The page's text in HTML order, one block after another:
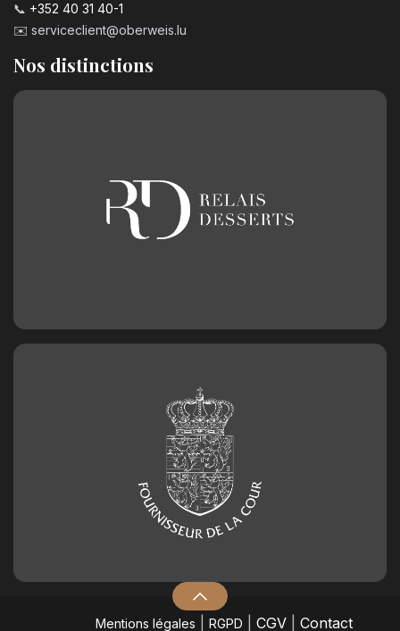
📞 +352 40 31 40-1
✉️ serviceclient@oberweis.lu
Nos distinctions
Mentions légales RGPD CGV| Contact